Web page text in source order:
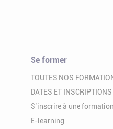
Se former
TOUTES NOS
DATES ET INSCRIPTIONS
S’inscrire à une formation
E-learning